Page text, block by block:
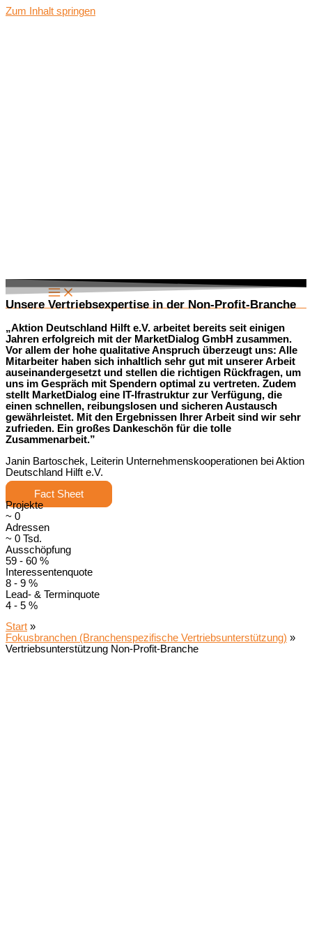
Zum Inhalt springen
Unsere Vertriebsexpertise in der Non-Profit-Branche
„Aktion Deutschland Hilft e.V. arbeitet bereits seit einigen
Jahren erfolgreich mit der MarketDialog GmbH zusammen.
Vor allem der hohe qualitative Anspruch überzeugt uns: Alle
Mitarbeiter haben sich inhaltlich sehr gut mit unserer Arbeit
auseinandergesetzt und stellen die richtigen Rückfragen, um
uns im Gespräch mit Spendern optimal zu vertreten. Zudem
stellt MarketDialog eine IT-Ifrastruktur zur Verfügung, die
einen schnellen, reibungslosen und sicheren Austausch
gewährleistet. Mit den Ergebnissen Ihrer Arbeit sind wir sehr
zufrieden. Ein großes Dankeschön für die tolle
Zusammenarbeit.”
Janin Bartoschek, Leiterin Unternehmenskooperationen bei Aktion
Deutschland Hilft e.V.
Fact Sheet
Projekte
~ 0
Adressen
~ 0 Tsd.
Ausschöpfung
59 - 60 %
Interessentenquote
8 - 9 %
Lead- & Terminquote
4 - 5 %
Start
Fokusbranchen (Branchenspezifische Vertriebsunterstützung)
Vertriebsunterstützung Non-Profit-Branche